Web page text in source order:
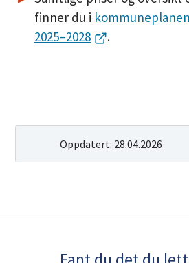
n
e
finner du i
2025–2028
.
Oppdatert: 28.04.2026